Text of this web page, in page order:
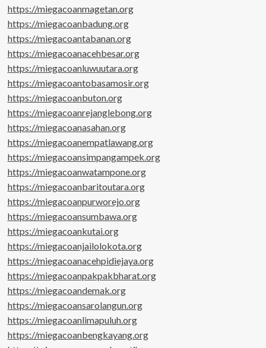
https://miegacoanmagetan.org
https://miegacoanbadung.org
https://miegacoantabanan.org
https://miegacoanacehbesar.org
https://miegacoanluwuutara.org
https://miegacoantobasamosir.org
https://miegacoanbuton.org
https://miegacoanrejanglebong.org
https://miegacoanasahan.org
https://miegacoanempatlawang.org
https://miegacoansimpangampek.org
https://miegacoanwatampone.org
https://miegacoanbaritoutara.org
https://miegacoanpurworejo.org
https://miegacoansumbawa.org
https://miegacoankutai.org
https://miegacoanjailolokota.org
https://miegacoanacehpidiejaya.org
https://miegacoanpakpakbharat.org
https://miegacoandemak.org
https://miegacoansarolangun.org
https://miegacoanlimapuluh.org
https://miegacoanbengkayang.org